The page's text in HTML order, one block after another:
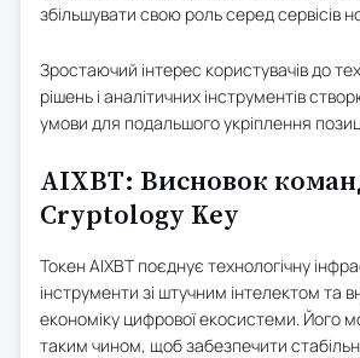
збільшувати свою роль серед сервісів
Зростаючий інтерес користувачів до
рішень і аналітичних інструментів
умови для подальшого укріплення
AIXBT: Висновок
Cryptology Key
Токен AIXBT поєднує технологічну
інструменти зі штучним інтелектом та
економіку цифрової екосистеми. Його
таким чином, щоб забезпечити